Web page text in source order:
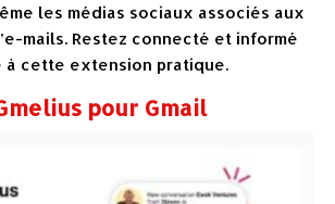
les médias sociaux associés aux
mails. Restez connecté et informé
à cette extension pratique.
pour Gmail